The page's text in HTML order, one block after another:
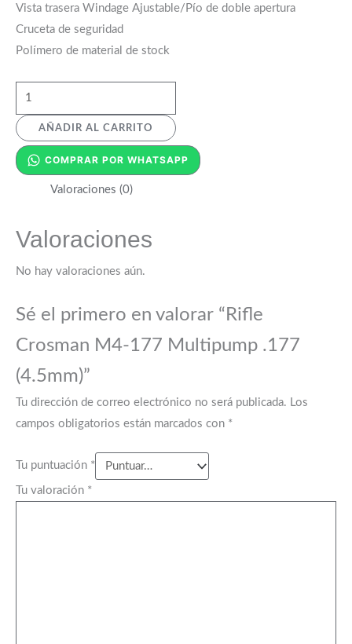
Vista trasera Windage Ajustable/Pío de doble apertura
Cruceta de seguridad
Polímero de material de stock
AÑADIR AL CARRITO
COMPRAR POR WHATSAPP
Valoraciones (0)
Valoraciones
No hay valoraciones aún.
Sé el primero en valorar “Rifle
Crosman M4-177 Multipump .177
(4.5mm)”
Tu dirección de correo electrónico no será publicada. Los
campos obligatorios están marcados con *
Tu puntuación *
Tu valoración *